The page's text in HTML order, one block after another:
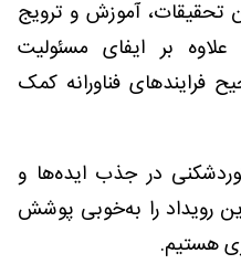
تحقیقات، آموزش و ترویج
بر ایفای مسئولیت
فرایندهای فناورانه کمک
در جذب ایده‌ها و
این رویداد را به‌خوبی پوشش
هستیم.